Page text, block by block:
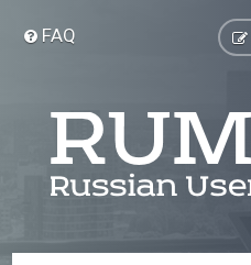
FAQ